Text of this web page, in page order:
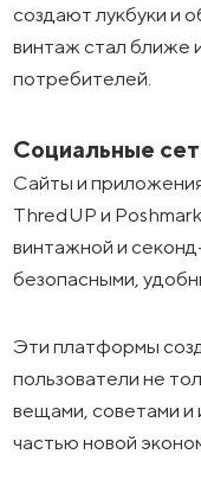
создают лукбуки и
винтаж стал ближе
потребителей.
Социальные
Сайты и
ThredUP и
винтажной и
безопасными,
Эти платформы
пользователи не
вещами, советами и
частью новой